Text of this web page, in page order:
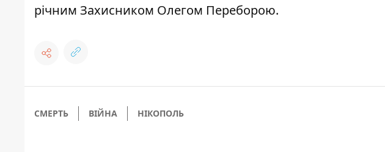
річним Захисником Олегом Переборою.
СМЕРТЬ ВІЙНА НІКОПОЛЬ